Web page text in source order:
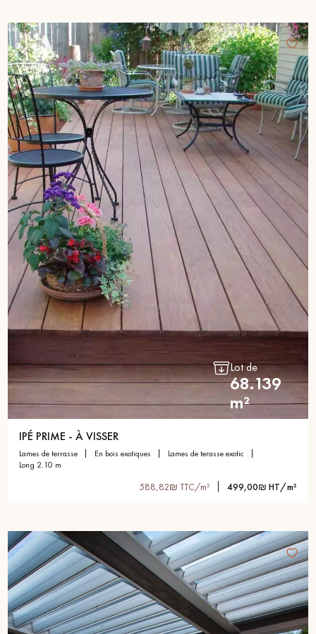
Lot de
68.139
m²
IPÉ PRIME - À VISSER
lames de terrasse en bois exotiques
lames de terasse exotic
long 2.10 m
588,82₪ TTC/m² 499,00₪ HT/m²